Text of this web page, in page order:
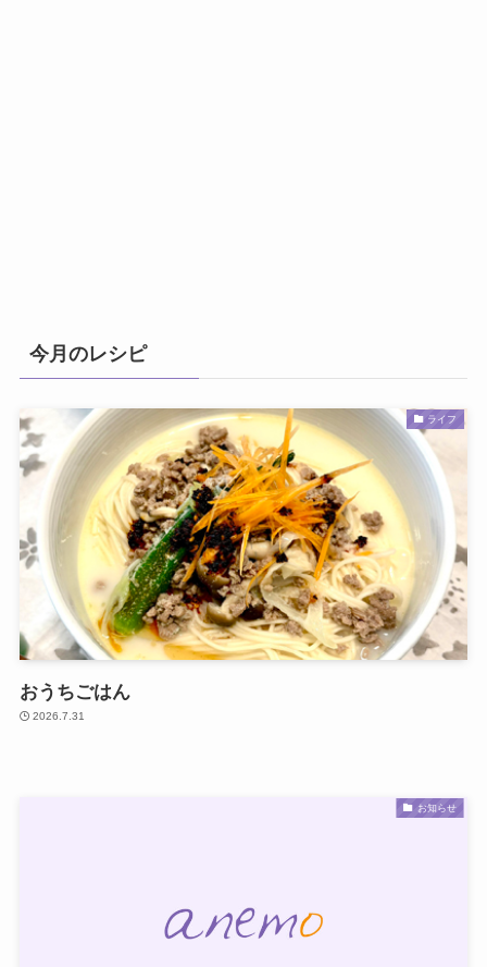
今月のレシピ
ライフ
おうちごはん
2026.7.31
お知らせ